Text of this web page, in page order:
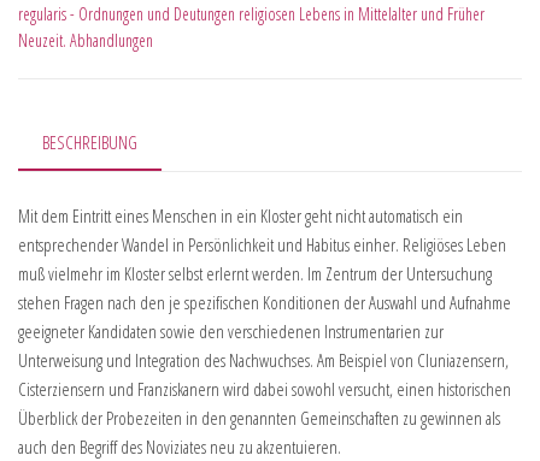
regularis - Ordnungen und Deutungen religiosen Lebens in Mittelalter und Früher
Neuzeit. Abhandlungen
BESCHREIBUNG
Mit dem Eintritt eines Menschen in ein Kloster geht nicht automatisch ein
entsprechender Wandel in Persönlichkeit und Habitus einher. Religiöses Leben
muß vielmehr im Kloster selbst erlernt werden. Im Zentrum der Untersuchung
stehen Fragen nach den je spezifischen Konditionen der Auswahl und Aufnahme
geeigneter Kandidaten sowie den verschiedenen Instrumentarien zur
Unterweisung und Integration des Nachwuchses. Am Beispiel von Cluniazensern,
Cisterziensern und Franziskanern wird dabei sowohl versucht, einen historischen
Überblick der Probezeiten in den genannten Gemeinschaften zu gewinnen als
auch den Begriff des Noviziates neu zu akzentuieren.